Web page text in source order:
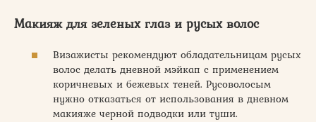
Макияж для зеленых глаз и русых волос
Визажисты рекомендуют обладательницам русых
волос делать дневной мэйкап с применением
коричневых и бежевых теней. Русоволосым
нужно отказаться от использования в дневном
макияже черной подводки или туши.